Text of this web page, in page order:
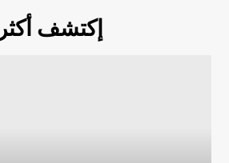
إكتشف أكثر